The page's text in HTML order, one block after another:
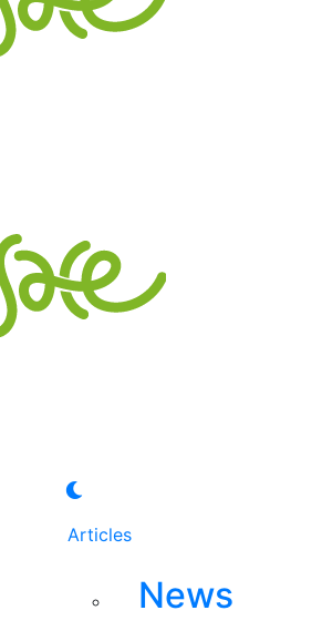
Articles
News